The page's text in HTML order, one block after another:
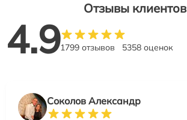
Отзывы клиентов
4.91799 отзывов 5358 оценок
Соколов Александр